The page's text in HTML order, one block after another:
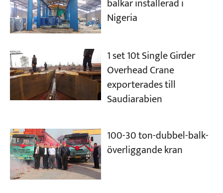
balkar installerad i
Nigeria
1 set 10t Single Girder
Overhead Crane
exporterades till
Saudiarabien
100-30 ton-dubbel-balk-
överliggande kran